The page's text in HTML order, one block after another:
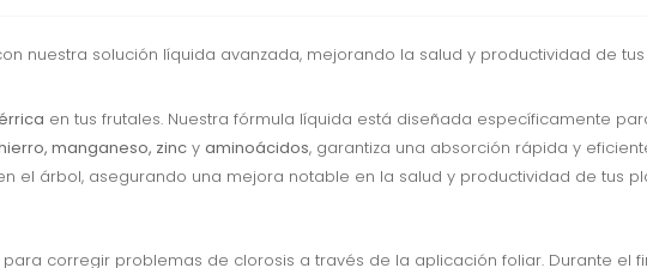
nuestra solución líquida avanzada, mejorando la salud y productividad de tus
en tus frutales. Nuestra fórmula líquida está diseñada específicamente
manganeso, zinc y aminoácidos, garantiza una absorción rápida y
el árbol, asegurando una mejora notable en la salud y productividad de tus
corregir problemas de clorosis a través de la aplicación foliar. Durante el